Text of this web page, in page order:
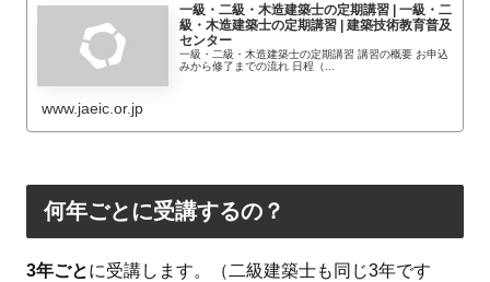
一級・二級・木造建築士の定期講習 | 一級・二
級・木造建築士の定期講習 | 建築技術教育普及
センター
一級・二級・木造建築士の定期講習 講習の概要 お申込
みから修了までの流れ 日程（...
www.jaeic.or.jp
何年ごとに受講するの？
3年ごとに受講します。（二級建築士も同じ3年です